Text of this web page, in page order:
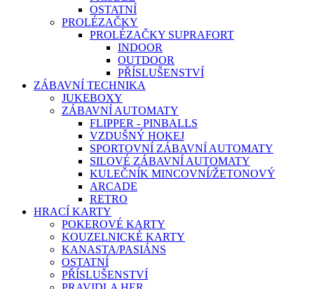
OSTATNÍ
PROLÉZAČKY
PROLÉZAČKY SUPRAFORT
INDOOR
OUTDOOR
PŘÍSLUŠENSTVÍ
ZÁBAVNÍ TECHNIKA
JUKEBOXY
ZÁBAVNÍ AUTOMATY
FLIPPER - PINBALLS
VZDUŠNÝ HOKEJ
SPORTOVNÍ ZÁBAVNÍ AUTOMATY
SILOVÉ ZÁBAVNÍ AUTOMATY
KULEČNÍK MINCOVNÍ/ŽETONOVÝ
ARCADE
RETRO
HRACÍ KARTY
POKEROVÉ KARTY
KOUZELNICKÉ KARTY
KANASTA/PASIÁNS
OSTATNÍ
PŘÍSLUŠENSTVÍ